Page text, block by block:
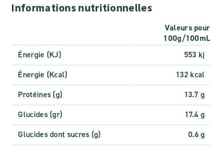
Informations nutritionnelles
Valeurs pour
100g/100mL
Énergie (KJ)
553 kj
Énergie (Kcal)
132 kcal
Protéines (g)
13.7 g
Glucides (gr)
17.4 g
Glucides dont sucres (g)
0.6 g